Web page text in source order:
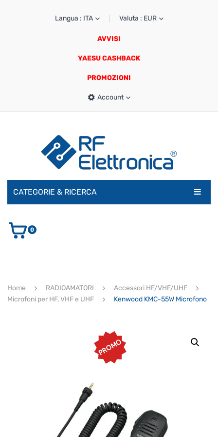
Langua : ITA Valuta : EUR
AVVISI
YAESU CASHBACK
PROMOZIONI
Account
CATEGORIE & RICERCA
AUDIO E VIDEO
ULTIMI ARRIVI
0
Home RADIOAMATORI
Accessori HF/VHF/UHF
Microfoni per HF, VHF e UHF
Kenwood KMC-55W Microfono
PROMO